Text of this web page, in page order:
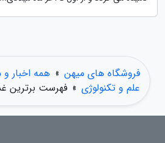
فروشگاه های میهن » همه اخبار و
علم و تکنولوژی » فهرست برترین